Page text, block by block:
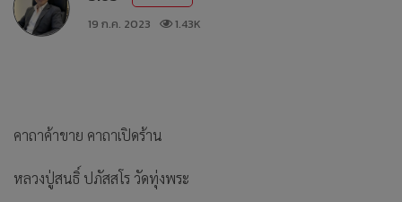
19 ก.ค. 2023
1.43K
คาถาค้าขาย คาถาเปิดร้าน
หลวงปู่สนธิ์ ปภัสสโร วัดทุ่งพระ